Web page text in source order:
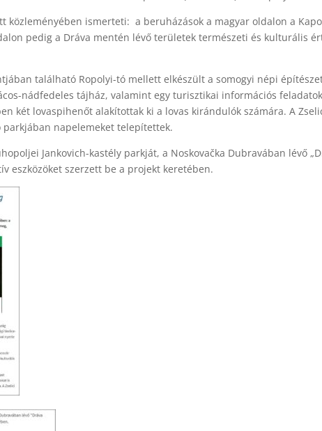
közleményében ismerteti: a beruházások a magyar oldalon a
pedig a Dráva mentén lévő területek természeti és kulturális
található Ropolyi-tó mellett elkészült a somogyi népi
nádfedeles tájház, valamint egy turisztikai információs
két lovaspihenőt alakítottak ki a lovas kirándulók számára. A
napelemeket telepítettek.
Jankovich-kastély parkját, a Noskovačka Dubravában lévő
eszközöket szerzett be a projekt keretében.